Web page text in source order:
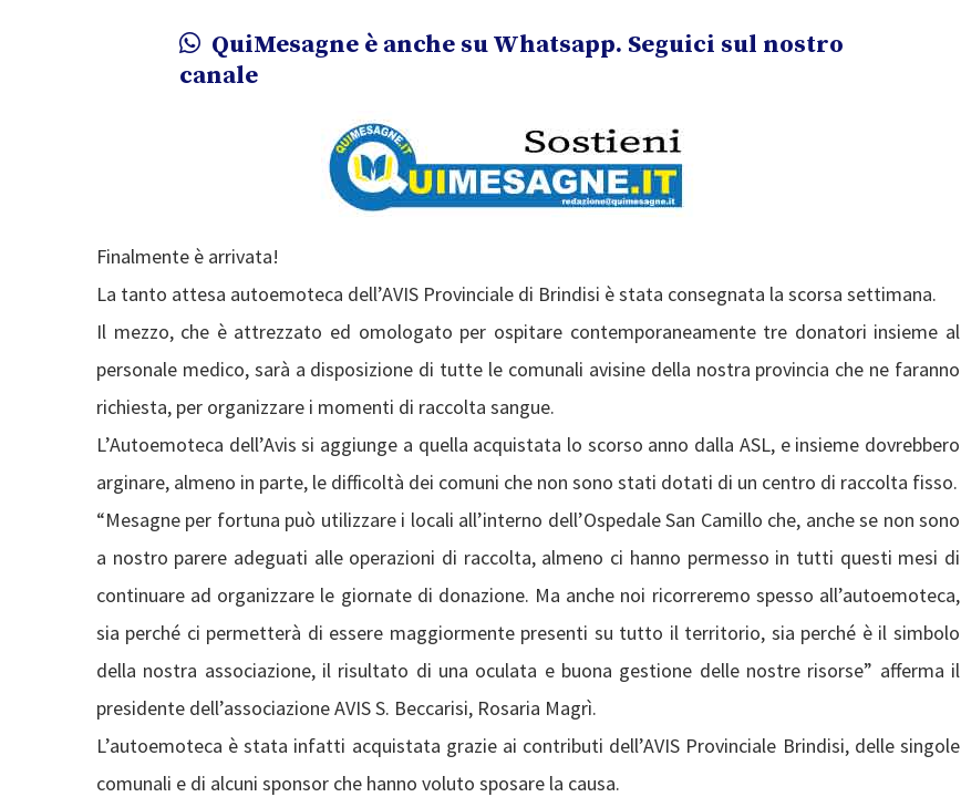
QuiMesagne è anche su Whatsapp. Seguici sul nostro
canale
Finalmente è arrivata!
La tanto attesa autoemoteca dell’AVIS Provinciale di Brindisi è stata consegnata la scorsa settimana.
Il mezzo, che è attrezzato ed omologato per ospitare contemporaneamente tre donatori insieme al
personale medico, sarà a disposizione di tutte le comunali avisine della nostra provincia che ne faranno
richiesta, per organizzare i momenti di raccolta sangue.
L’Autoemoteca dell’Avis si aggiunge a quella acquistata lo scorso anno dalla ASL, e insieme dovrebbero
arginare, almeno in parte, le difficoltà dei comuni che non sono stati dotati di un centro di raccolta fisso.
“Mesagne per fortuna può utilizzare i locali all’interno dell’Ospedale San Camillo che, anche se non sono
a nostro parere adeguati alle operazioni di raccolta, almeno ci hanno permesso in tutti questi mesi di
continuare ad organizzare le giornate di donazione. Ma anche noi ricorreremo spesso all’autoemoteca,
sia perché ci permetterà di essere maggiormente presenti su tutto il territorio, sia perché è il simbolo
della nostra associazione, il risultato di una oculata e buona gestione delle nostre risorse” afferma il
presidente dell’associazione AVIS S. Beccarisi, Rosaria Magrì.
L’autoemoteca è stata infatti acquistata grazie ai contributi dell’AVIS Provinciale Brindisi, delle singole
comunali e di alcuni sponsor che hanno voluto sposare la causa.